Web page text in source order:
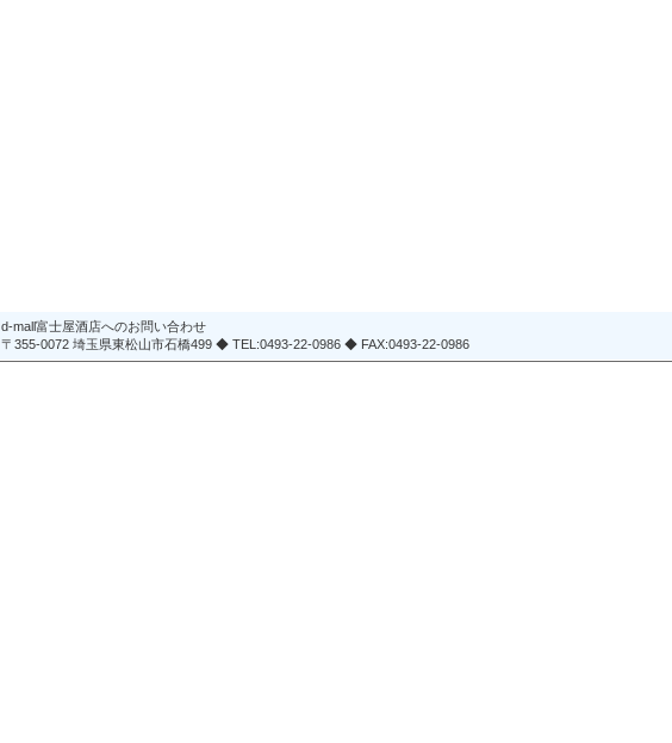
d-mall富士屋酒店へのお問い合わせ
〒355-0072 埼玉県東松山市石橋499 ◆ TEL:0493-22-0986 ◆ FAX:0493-22-0986